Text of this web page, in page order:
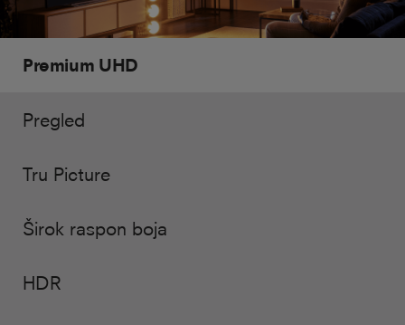
Premium UHD
Pregled
Tru Picture
Širok raspon boja
HDR